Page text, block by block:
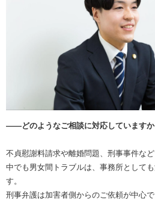
――どのようなご相談に対応していますか
不貞慰謝料請求や離婚問題、刑事事件など
中でも男女間トラブルは、事務所として
す。
刑事弁護は加害者側からのご依頼が中心